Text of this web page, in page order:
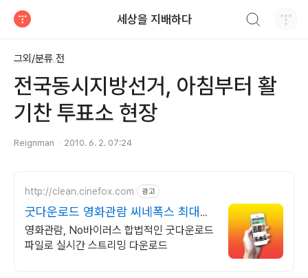
세상을 지배하다
그외/분류 전
전국동시지방선거, 아침부터 활
기찬 투표소 현장
Reignman 2010. 6. 2. 07:24
http://clean.cinefox.com 광고
굿다운로드 영화관람 씨네폭스 최대3
만원+10%추가적립
영화관람, No바이러스 합법적인 굿다운로드
파일로 실시간 스트리밍 다운로드